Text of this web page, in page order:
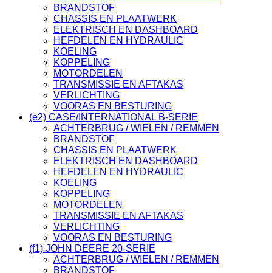
BRANDSTOF
CHASSIS EN PLAATWERK
ELEKTRISCH EN DASHBOARD
HEFDELEN EN HYDRAULIC
KOELING
KOPPELING
MOTORDELEN
TRANSMISSIE EN AFTAKAS
VERLICHTING
VOORAS EN BESTURING
(e2) CASE/INTERNATIONAL B-SERIE
ACHTERBRUG / WIELEN / REMMEN
BRANDSTOF
CHASSIS EN PLAATWERK
ELEKTRISCH EN DASHBOARD
HEFDELEN EN HYDRAULIC
KOELING
KOPPELING
MOTORDELEN
TRANSMISSIE EN AFTAKAS
VERLICHTING
VOORAS EN BESTURING
(f1) JOHN DEERE 20-SERIE
ACHTERBRUG / WIELEN / REMMEN
BRANDSTOF